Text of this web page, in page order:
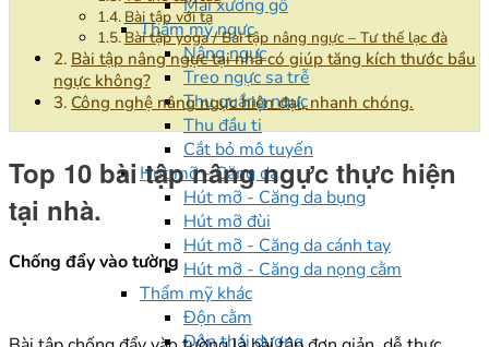
Mài xương gồ
Thẩm mỹ ngực
Nâng ngực
Treo ngực sa trễ
Thu quầng ngực
Thu đầu ti
Cắt bỏ mô tuyến
Hút mỡ - Căng da
Hút mỡ - Căng da bụng
Hút mỡ đùi
Hút mỡ - Căng da cánh tay
Hút mỡ - Căng da nọng cằm
Thẩm mỹ khác
Độn cằm
Độn thái dương
Bài tập với tạ
Bài tập yoga / Bài tập nâng ngực – Tư thế lạc đà
Bài tập nâng ngực tại nhà có giúp tăng kích thước bầu
ngực không?
Công nghệ nâng ngực hiện đại, nhanh chóng.
Top 10 bài tập nâng ngực thực hiện
tại nhà.
Chống đẩy vào tường